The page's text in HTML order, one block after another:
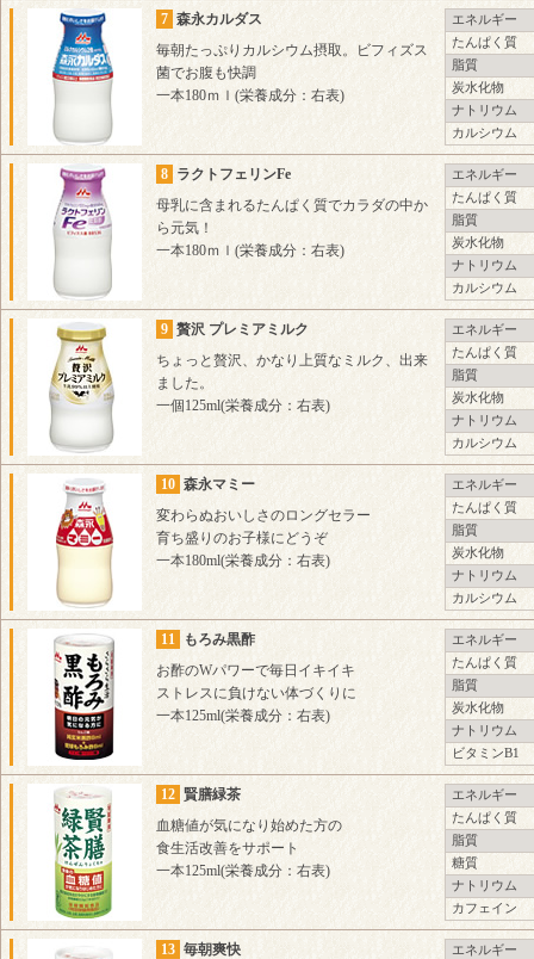
7 森永カルダス
毎朝たっぷりカルシウム摂取。ビフィズス
菌でお腹も快調
一本180ｍｌ(栄養成分：右表)
エネルギー
たんぱく質
脂質
炭水化物
ナトリウム
カルシウム
8 ラクトフェリンFe
母乳に含まれるたんぱく質でカラダの中か
ら元気！
一本180ｍｌ(栄養成分：右表)
エネルギー
たんぱく質
脂質
炭水化物
ナトリウム
カルシウム
9 贅沢 プレミアミルク
ちょっと贅沢、かなり上質なミルク、出来
ました。
一個125ml(栄養成分：右表)
エネルギー
たんぱく質
脂質
炭水化物
ナトリウム
カルシウム
10 森永マミー
変わらぬおいしさのロングセラー
育ち盛りのお子様にどうぞ
一本180ml(栄養成分：右表)
エネルギー
たんぱく質
脂質
炭水化物
ナトリウム
カルシウム
11
もろみ黒酢
お酢のWパワーで毎日イキイキ
ストレスに負けない体づくりに
一本125ml(栄養成分：右表)
エネルギー
たんぱく質
脂質
炭水化物
ナトリウム
ビタミンB1
12 賢膳緑茶
血糖値が気になり始めた方の
食生活改善をサポート
一本125ml(栄養成分：右表)
エネルギー
たんぱく質
脂質
糖質
ナトリウム
カフェイン
13 毎朝爽快
エネルギー